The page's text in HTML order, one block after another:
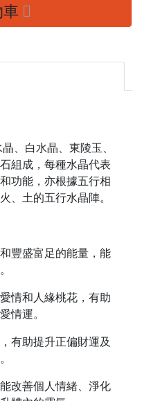
、白水晶、東陵玉、
組成，每種水晶代表
功能，亦根據五行相
、土的五行水晶陣。
豐盛富足的能量，能
情和人緣桃花，有助
情運。
有助提升正偏財運及
改善個人情緒、淨化